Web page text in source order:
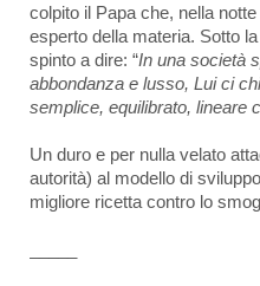
colpito il Papa che, nella
esperto della materia. Sotto
spinto a dire: “In una società
abbondanza e lusso, Lui ci
semplice, equilibrato, lineare
Un duro e per nulla velato
autorità) al modello di
migliore ricetta contro lo